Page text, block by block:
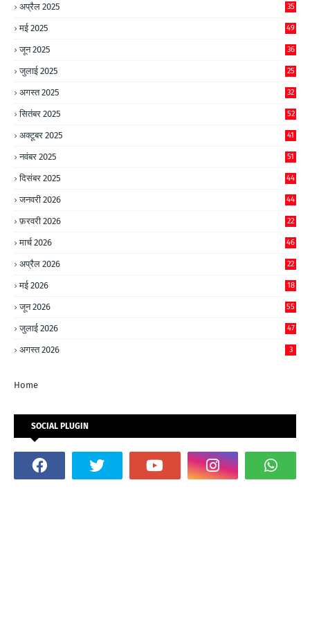
अप्रैल 2025 35
मई 2025 49
जून 2025 36
जुलाई 2025 25
अगस्त 2025 32
सितंबर 2025 52
अक्टूबर 2025 41
नवंबर 2025 51
दिसंबर 2025 44
जनवरी 2026 44
फ़रवरी 2026 22
मार्च 2026 46
अप्रैल 2026 22
मई 2026 18
जून 2026 55
जुलाई 2026 47
अगस्त 2026 3
Home
SOCIAL PLUGIN